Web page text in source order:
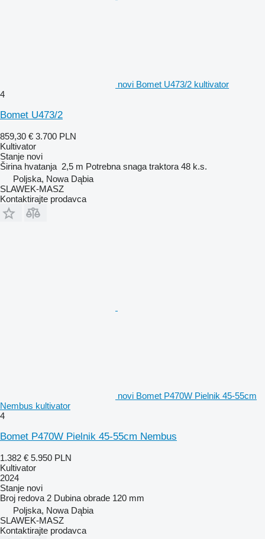
novi Bomet U473/2 kultivator
4
Bomet U473/2
859,30 € 3.700 PLN
Kultivator
Stanje novi
Širina hvatanja 2,5 m Potrebna snaga traktora 48 k.s.
Poljska, Nowa Dąbia
SLAWEK-MASZ
Kontaktirajte prodavca
novi Bomet P470W Pielnik 45-55cm
Nembus kultivator
4
Bomet P470W Pielnik 45-55cm Nembus
1.382 € 5.950 PLN
Kultivator
2024
Stanje novi
Broj redova 2 Dubina obrade 120 mm
Poljska, Nowa Dąbia
SLAWEK-MASZ
Kontaktirajte prodavca